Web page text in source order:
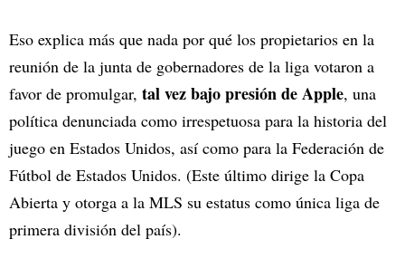
Eso explica más que nada por qué los propietarios en la
reunión de la junta de gobernadores de la liga votaron a
favor de promulgar, tal vez bajo presión de Apple, una
política denunciada como irrespetuosa para la historia del
juego en Estados Unidos, así como para la Federación de
Fútbol de Estados Unidos. (Este último dirige la Copa
Abierta y otorga a la MLS su estatus como única liga de
primera división del país).